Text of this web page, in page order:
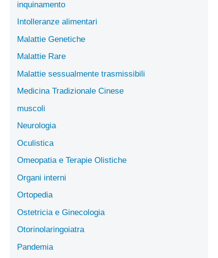
inquinamento
Intolleranze alimentari
Malattie Genetiche
Malattie Rare
Malattie sessualmente trasmissibili
Medicina Tradizionale Cinese
muscoli
Neurologia
Oculistica
Omeopatia e Terapie Olistiche
Organi interni
Ortopedia
Ostetricia e Ginecologia
Otorinolaringoiatra
Pandemia